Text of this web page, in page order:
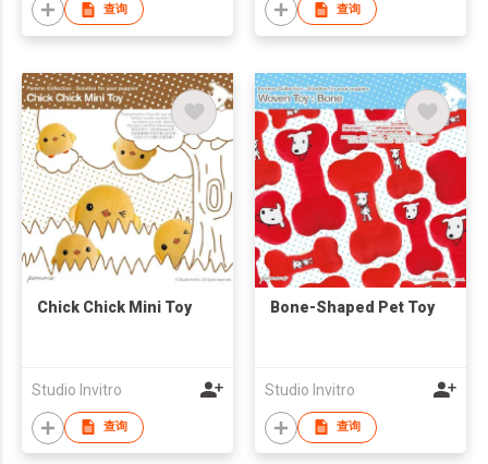
查询 查询
Chick Chick Mini Toy
Studio Invitro
查询
Bone-Shaped Pet Toy
Studio Invitro
查询